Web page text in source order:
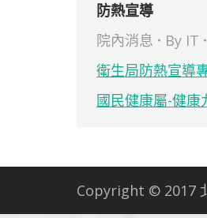
防熱宣導
院內消息
By IT
衛生局防熱宣導
國民健康屬-健康
Copyright © 2017